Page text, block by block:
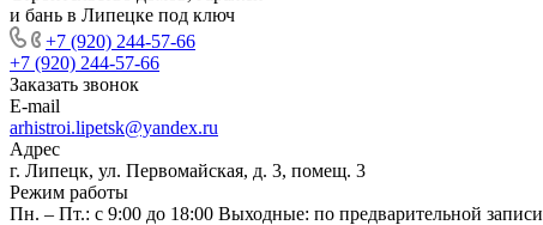
и бань в Липецке под ключ
+7 (920) 244-57-66
+7 (920) 244-57-66
Заказать звонок
E-mail
arhistroi.lipetsk@yandex.ru
Адрес
г. Липецк, ул. Первомайская, д. 3, помещ. 3
Режим работы
Пн. – Пт.: с 9:00 до 18:00 Выходные: по предварительной записи